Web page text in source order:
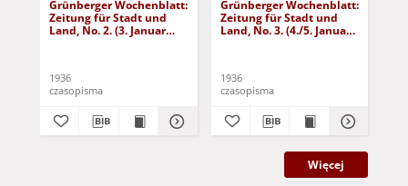
Grünberger Wochenblatt:
Zeitung für Stadt und
Land, No. 2. (3. Januar
1936
czasopisma
Grünberger Wochenblatt:
Zeitung für Stadt und
Land, No. 3. (4./5. Januar
1936
czasopisma
Więcej